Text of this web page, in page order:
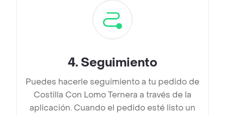
4. Seguimiento
Puedes hacerle seguimiento a tu pedido de
Costilla Con Lomo Ternera a través de la
aplicación. Cuando el pedido esté listo un